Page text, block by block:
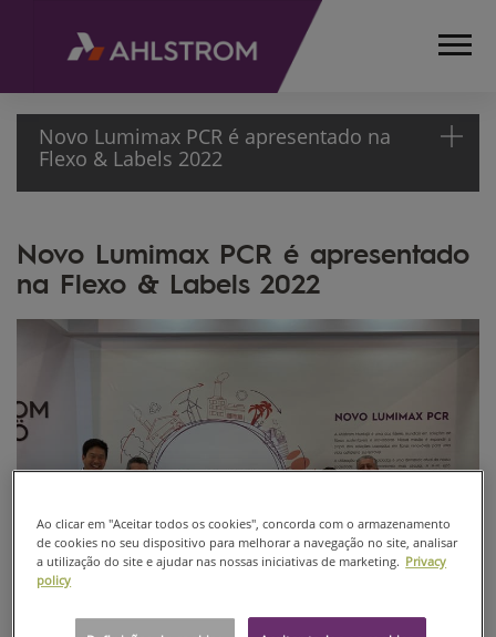
Novo Lumimax PCR é apresentado na
Flexo & Labels 2022
MÍDIA
NEWSLETTER
EDIÇÃO
É
APRESENTADO
NA FLEXO &
Novo Lumimax PCR é apresentado
na Flexo & Labels 2022
Ao clicar em "Aceitar todos os cookies", concorda com o armazenamento
de cookies no seu dispositivo para melhorar a navegação no site, analisar
a utilização do site e ajudar nas nossas iniciativas de marketing. Privacy
policy